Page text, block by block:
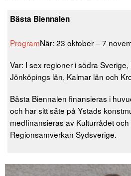
Bästa Biennalen
ProgramNär: 23 oktober – 7
Var: I sex regioner i södra
Jönköpings län, Kalmar län och
Bästa Biennalen finansieras i
och har sitt säte på Ystads
medfinansieras av Kulturrådet
Regionsamverkan Sydsverige.